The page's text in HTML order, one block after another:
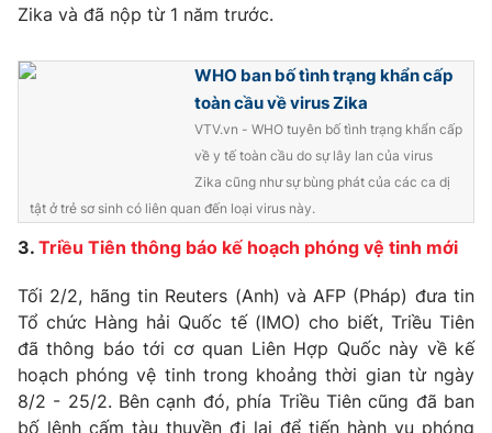
® Cấm sao chép dưới mọi hình thức nếu không có sự chấp
thuận bằng văn bản. Ghi rõ nguồn VTV.vn khi phát hành lại
thông tin từ website này.
Zika và đã nộp từ 1 năm trước.
WHO ban bố tình trạng khẩn cấp
toàn cầu về virus Zika
VTV.vn - WHO tuyên bố tình trạng khẩn cấp
về y tế toàn cầu do sự lây lan của virus
Zika cũng như sự bùng phát của các ca dị
tật ở trẻ sơ sinh có liên quan đến loại virus này.
3. Triều Tiên thông báo kế hoạch phóng vệ tinh mới
Tối 2/2, hãng tin Reuters (Anh) và AFP (Pháp) đưa tin
Tổ chức Hàng hải Quốc tế (IMO) cho biết, Triều Tiên
đã thông báo tới cơ quan Liên Hợp Quốc này về kế
hoạch phóng vệ tinh trong khoảng thời gian từ ngày
8/2 - 25/2. Bên cạnh đó, phía Triều Tiên cũng đã ban
bố lệnh cấm tàu thuyền đi lại để tiến hành vụ phóng